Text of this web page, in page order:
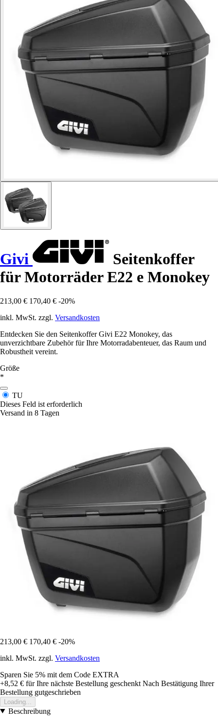
Givi
Seitenkoffer
für Motorräder E22 e Monokey
213,00 € 170,40 € -20%
inkl. MwSt. zzgl. Versandkosten
Entdecken Sie den Seitenkoffer Givi E22 Monokey, das
unverzichtbare Zubehör für Ihre Motorradabenteuer, das Raum und
Robustheit vereint.
Größe
*
TU
Dieses Feld ist erforderlich
Versand in 8 Tagen
213,00 € 170,40 € -20%
inkl. MwSt. zzgl. Versandkosten
Sparen Sie 5% mit dem Code EXTRA
+8,52 € für Ihre nächste Bestellung geschenkt Nach Bestätigung Ihrer
Bestellung gutgeschrieben
Loading...
Beschreibung